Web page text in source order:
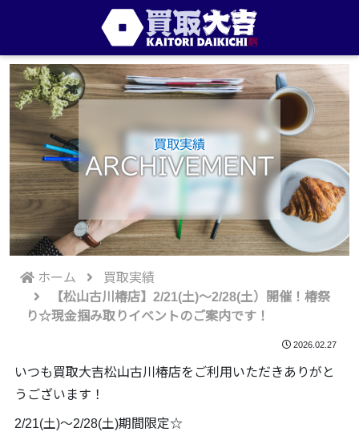
買取実績
ARCHIVEMENT
ホーム
買取実績
【松山古川椿店】2/21(土)～2/28(土）開催！椿祭
り☆現金掴み取りイベントのご案内です！
2026.02.27
いつも買取大吉松山古川椿店をご利用いただきありがと
うございます！
2/21(土)～2/28(土)期間限定☆